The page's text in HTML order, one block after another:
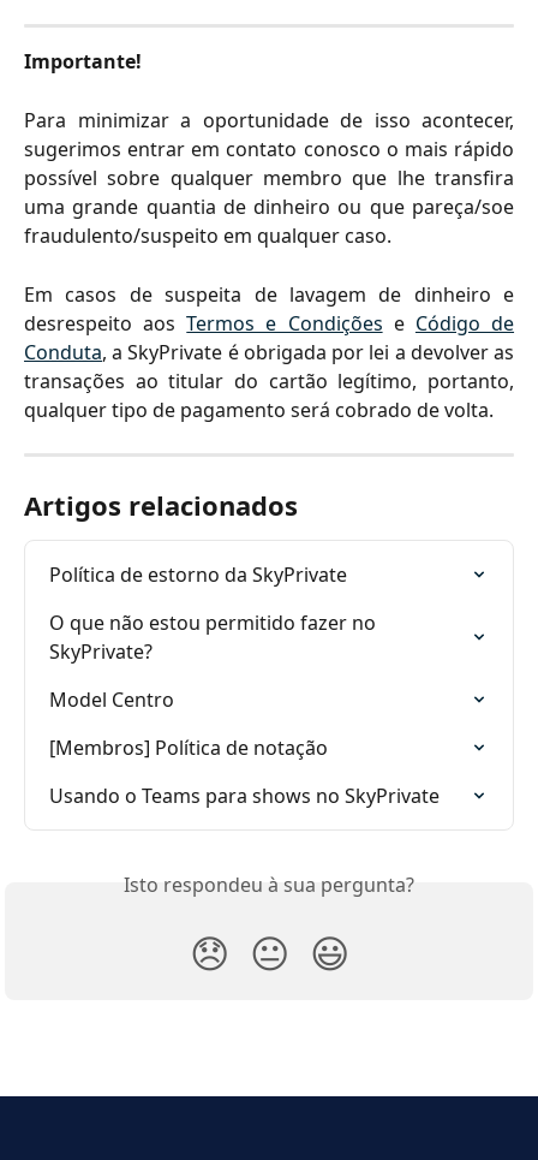
​Importante!
Para minimizar a oportunidade de isso acontecer,
sugerimos entrar em contato conosco o mais rápido
possível sobre qualquer membro que lhe transfira
uma grande quantia de dinheiro ou que pareça/soe
fraudulento/suspeito em qualquer caso.
Em casos de suspeita de lavagem de dinheiro e
desrespeito aosTermos e Condições e Código de
Conduta, a SkyPrivate é obrigada por lei a devolver as
transações ao titular do cartão legítimo, portanto,
qualquer tipo de pagamento será cobrado de volta.
Artigos relacionados
Política de estorno da SkyPrivate
O que não estou permitido fazer no
SkyPrivate?
Model Centro
[Membros] Política de notação
Usando o Teams para shows no SkyPrivate
Isto respondeu à sua pergunta?
😞 😐 😃